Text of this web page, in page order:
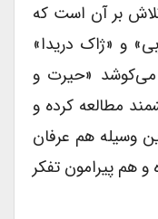
بر آن است که
و «ژاک دریدا»
می‌کوشد «حیرت و
مطالعه کرده و
وسیله هم عرفان
هم پیرامون تفکر